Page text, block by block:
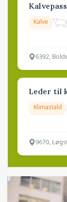
Kalve
6392,
Leder til
Klimastald
9670,